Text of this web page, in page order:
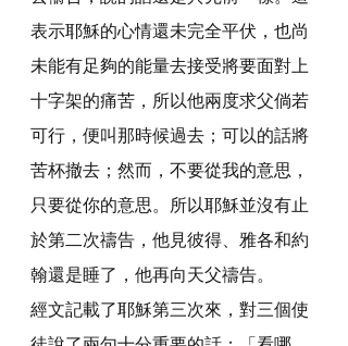
表示耶穌的心情還未完全平伏，也尚
未能有足夠的能量去接受將要面對上
十字架的痛苦，所以他兩度求父倘若
可行，便叫那時候過去；可以的話將
苦杯撤去；然而，不要從我的意思，
只要從你的意思。所以耶穌並沒有止
於第二次禱告，他見彼得、雅各和約
翰還是睡了，他再向天父禱告。
經文記載了耶穌第三次來，對三個使